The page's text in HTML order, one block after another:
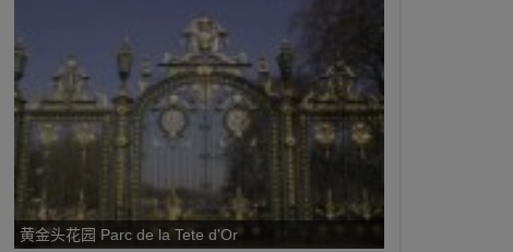
黄金头花园 Parc de la Tete d'Or